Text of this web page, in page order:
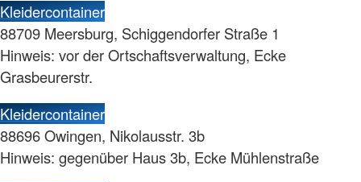
Kleidercontainer
88709 Meersburg, Schiggendorfer Straße 1
Hinweis: vor der Ortschaftsverwaltung, Ecke
Grasbeurerstr.
Kleidercontainer
88696 Owingen, Nikolausstr. 3b
Hinweis: gegenüber Haus 3b, Ecke Mühlenstraße